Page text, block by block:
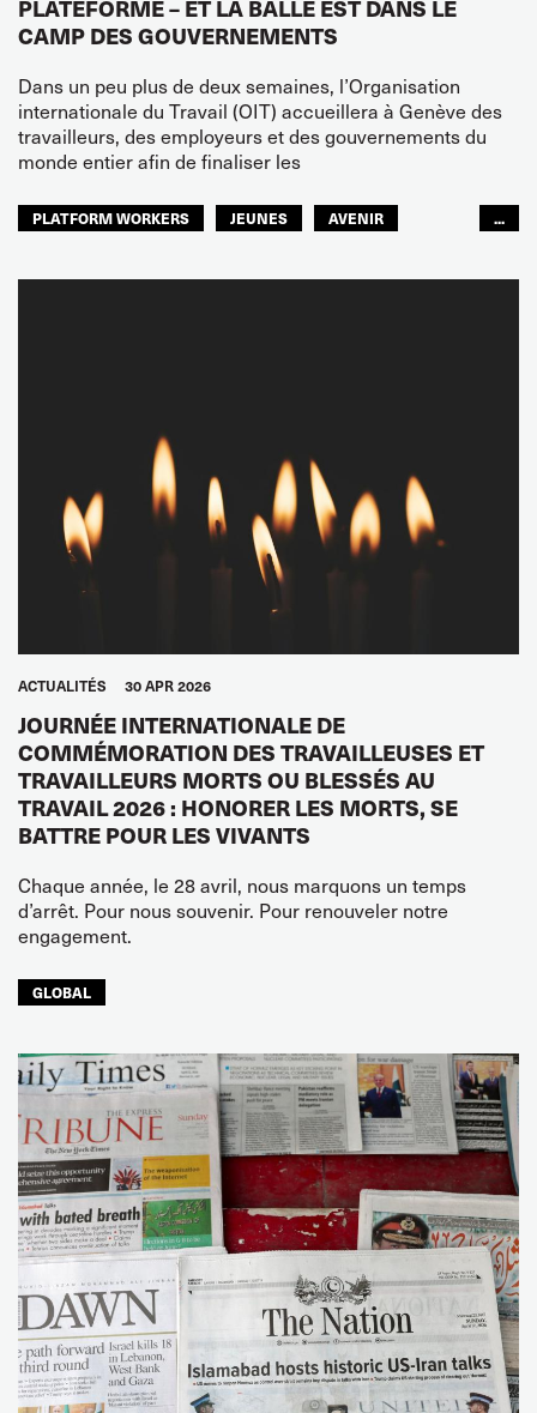
PLATEFORME – ET LA BALLE EST DANS LE
CAMP DES GOUVERNEMENTS
Dans un peu plus de deux semaines, l’Organisation
internationale du Travail (OIT) accueillera à Genève des
travailleurs, des employeurs et des gouvernements du
monde entier afin de finaliser les
PLATFORM WORKERS JEUNES
AVENIR
...
ACTUALITÉS 30 APR 2026
JOURNÉE INTERNATIONALE DE
COMMÉMORATION DES TRAVAILLEUSES ET
TRAVAILLEURS MORTS OU BLESSÉS AU
TRAVAIL 2026 : HONORER LES MORTS, SE
BATTRE POUR LES VIVANTS
Chaque année, le 28 avril, nous marquons un temps
d’arrêt. Pour nous souvenir. Pour renouveler notre
engagement.
GLOBAL